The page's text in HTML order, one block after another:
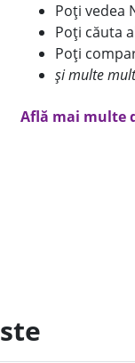
Poți vedea
Poți căuta
Poți
și multe
Află mai multe